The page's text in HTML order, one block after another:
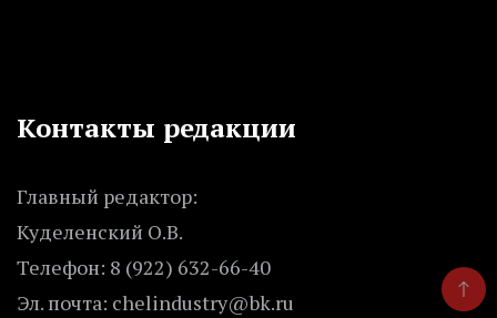
Контакты редакции
Главный редактор:
Куделенский О.В.
Телефон: 8 (922) 632-66-40
Эл. почта: chelindustry@bk.ru